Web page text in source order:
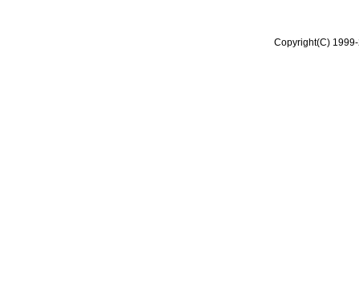
Copyright(C)